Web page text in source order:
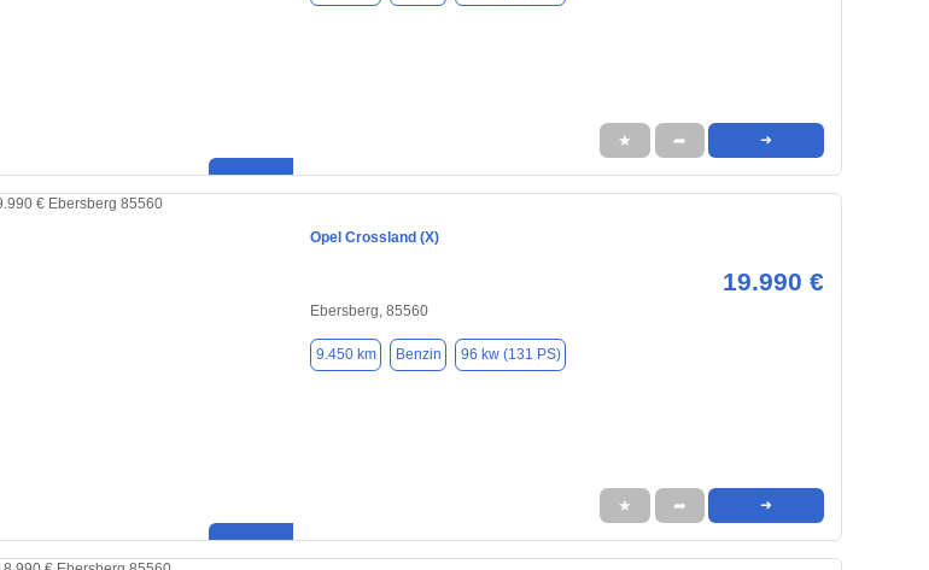
★ ➦ ➜
Opel Crossland (X)
19.990 €
Ebersberg, 85560
9.450 km Benzin 96 kw (131 PS)
★ ➦ ➜